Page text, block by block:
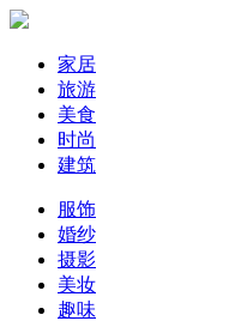
家居
旅游
美食
时尚
建筑
服饰
婚纱
摄影
美妆
趣味